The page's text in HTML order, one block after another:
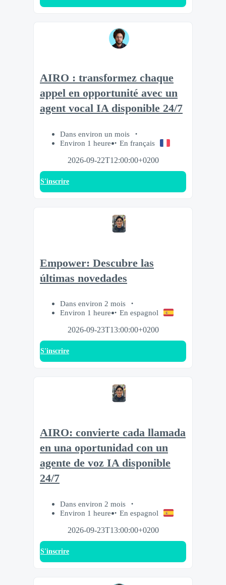
AIRO : transformez chaque
appel en opportunité avec un
agent vocal IA disponible 24/7
Dans environ un mois
Environ 1 heure
En français
2026-09-22T12:00:00+0200
S'inscrire
Empower: Descubre las
últimas novedades
Dans environ 2 mois
Environ 1 heure
En espagnol
2026-09-23T13:00:00+0200
S'inscrire
AIRO: convierte cada llamada
en una oportunidad con un
agente de voz IA disponible
24/7
Dans environ 2 mois
Environ 1 heure
En espagnol
2026-09-23T13:00:00+0200
S'inscrire